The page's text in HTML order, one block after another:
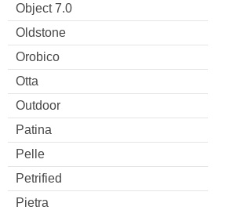
Object 7.0
Oldstone
Orobico
Otta
Outdoor
Patina
Pelle
Petrified
Pietra